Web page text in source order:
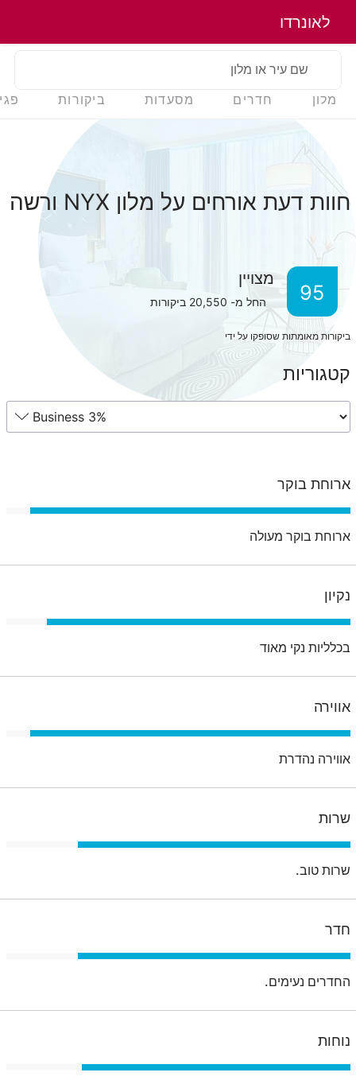
לאונרדו
שם עיר או מלון
מלון חדרים מסעדות ביקורות
חוות דעת אורחים על מלון NYX ורשה
95
מצויין
החל מ- 20,550 ביקורות
ביקורות מאומתות שסופקו על ידי
קטגוריות
ארוחת בוקר
ארוחת בוקר מעולה
נקיון
בכלליות נקי מאוד
אווירה
אווירה נהדרת
שרות
שרות טוב.
חדר
החדרים נעימים.
נוחות